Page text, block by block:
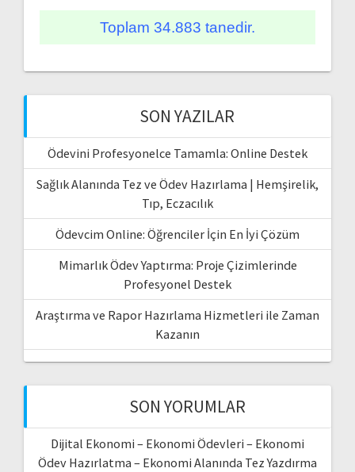
Toplam 34.883 tanedir.
SON YAZILAR
Ödevini Profesyonelce Tamamla: Online Destek
Sağlık Alanında Tez ve Ödev Hazırlama | Hemşirelik,
Tıp, Eczacılık
Ödevcim Online: Öğrenciler İçin En İyi Çözüm
Mimarlık Ödev Yaptırma: Proje Çizimlerinde
Profesyonel Destek
Araştırma ve Rapor Hazırlama Hizmetleri ile Zaman
Kazanın
SON YORUMLAR
Dijital Ekonomi – Ekonomi Ödevleri – Ekonomi
Ödev Hazırlatma – Ekonomi Alanında Tez Yazdırma